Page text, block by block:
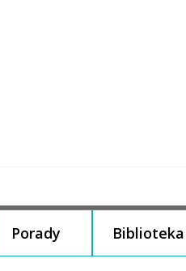
Porady Biblioteka